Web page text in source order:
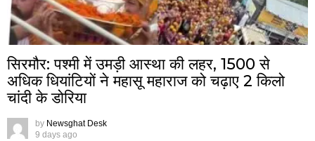
सिरमौर: पश्मी में उमड़ी आस्था की लहर, 1500 से
अधिक धियांटियों ने महासू महाराज को चढ़ाए 2 किलो
चांदी के डोरिया
by Newsghat Desk
9 days ago